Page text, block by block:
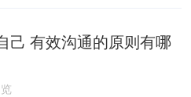
己 有效沟通的原则有哪